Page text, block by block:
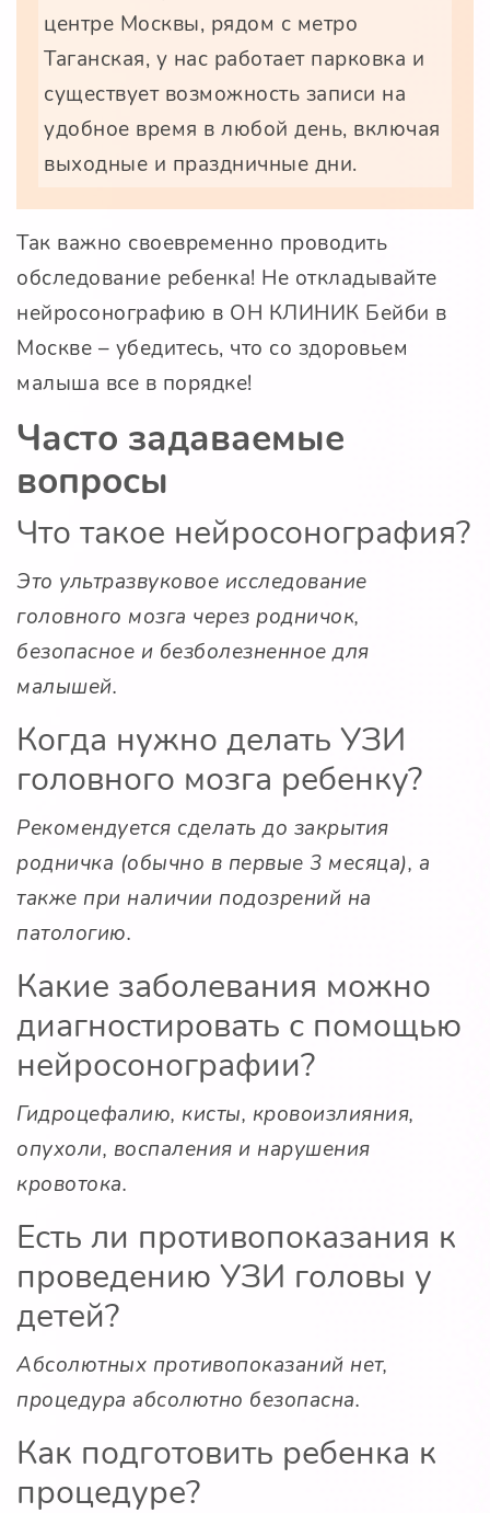
центре Москвы, рядом с метро
Таганская, у нас работает парковка и
существует возможность записи на
удобное время в любой день, включая
выходные и праздничные дни.
Так важно своевременно проводить
обследование ребенка! Не откладывайте
нейросонографию в ОН КЛИНИК Бейби в
Москве – убедитесь, что со здоровьем
малыша все в порядке!
Часто задаваемые
вопросы
Что такое нейросонография?
Это ультразвуковое исследование
головного мозга через родничок,
безопасное и безболезненное для
малышей.
Когда нужно делать УЗИ
головного мозга ребенку?
Рекомендуется сделать до закрытия
родничка (обычно в первые 3 месяца), а
также при наличии подозрений на
патологию.
Какие заболевания можно
диагностировать с помощью
нейросонографии?
Гидроцефалию, кисты, кровоизлияния,
опухоли, воспаления и нарушения
кровотока.
Есть ли противопоказания к
проведению УЗИ головы у
детей?
Абсолютных противопоказаний нет,
процедура абсолютно безопасна.
Как подготовить ребенка к
процедуре?